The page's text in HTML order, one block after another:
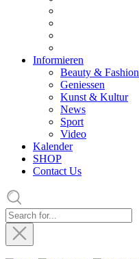
Informieren
Beauty & Fashion
Geniessen
Kunst & Kultur
News
Sport
Video
Kalender
SHOP
Contact Us